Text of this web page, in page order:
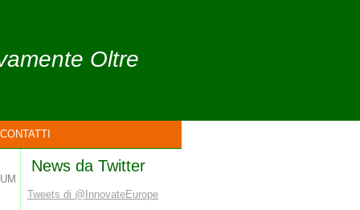
Oltre
CONTATTI
News da Twitter
Tweets di @InnovateEurope